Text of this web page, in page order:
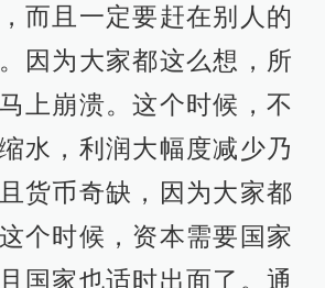
而且一定要赶在别人的
因为大家都这么想，所
上崩溃。这个时候，不
水，利润大幅度减少乃
货币奇缺，因为大家都
个时候，资本需要国家
国家也适时出面了。通